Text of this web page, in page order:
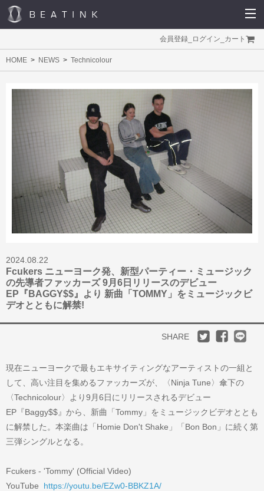
会員登録 ログイン カート
HOME NEWS Technicolour
2024.08.22
Fcukers ニューヨーク発、新型パーティー・ミュージック
の先導者ファッカーズ 9月6日リリースのデビュー
EP『BAGGY$$』より 新曲「TOMMY」をミュージックビ
デオとともに解禁!
SHARE
現在ニューヨークで最もエキサイティングなアーティストの一組と
して、高い注目を集めるファッカーズが、〈Ninja Tune〉傘下の
〈Technicolour〉より9月6日にリリースされるデビュー
EP『Baggy$$』から、新曲「Tommy」をミュージックビデオととも
に解禁した。本楽曲は「Homie Don't Shake」「Bon Bon」に続く第
三弾シングルとなる。
Fcukers - 'Tommy' (Official Video)
YouTube https://youtu.be/EZw0-BBKZ1A/